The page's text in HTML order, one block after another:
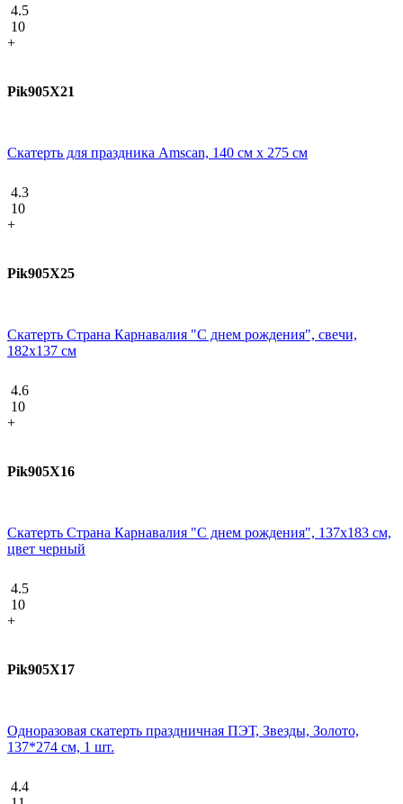
4.5
10
+
Pik905X21
Скатерть для праздника Amscan, 140 см х 275 см
4.3
10
+
Pik905X25
Скатерть Страна Карнавалия "С днем рождения", свечи,
182х137 см
4.6
10
+
Pik905X16
Скатерть Страна Карнавалия "С днем рождения", 137х183 см,
цвет черный
4.5
10
+
Pik905X17
Одноразовая скатерть праздничная ПЭТ, Звезды, Золото,
137*274 см, 1 шт.
4.4